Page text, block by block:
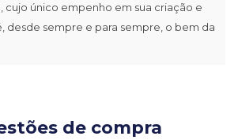
cujo único empenho em sua criação e
desde sempre e para sempre, o bem da
de compra